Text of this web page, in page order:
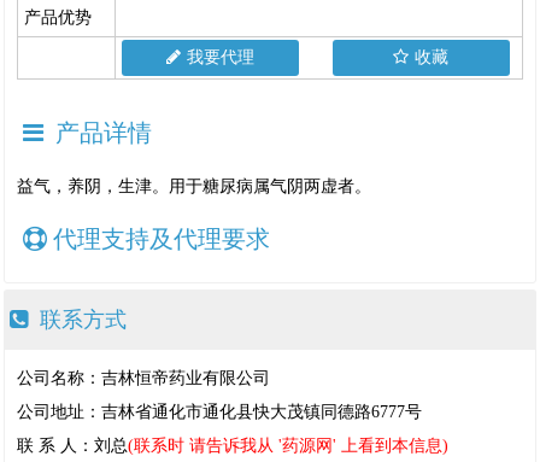
产品优势
我要代理 收藏
产品详情
益气，养阴，生津。用于糖尿病属气阴两虚者。
代理支持及代理要求
联系方式
公司名称：吉林恒帝药业有限公司
公司地址：吉林省通化市通化县快大茂镇同德路6777号
联 系 人：刘总(联系时 请告诉我从 '药源网' 上看到本信息)